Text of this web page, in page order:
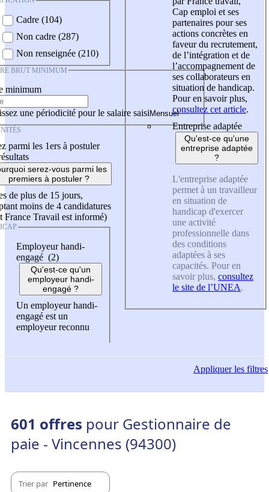
Cadre (104)
Non cadre (287)
Non renseignée (210)
BRUT MINIMUM
minimum
une périodicité pour le salaire saisi
parmi les 1ers à postuler
serez-vous parmi les
premiers à postuler ?
de plus de 15 jours,
moins de 4 candidatures
France Travail est informé)
Employeur handi-
engagé (2)
Qu'est-ce qu'un
employeur handi-
engagé ?
Un employeur handi-
engagé est un
employeur reconnu
Cap emploi et ses
partenaires pour ses
actions concrètes en
faveur du recrutement,
de l’intégration et de
l’accompagnement de
ses collaborateurs en
situation de handicap.
Pour en savoir plus,
consultez cet article.
Entreprise adaptée
Qu'est-ce qu'une
entreprise adaptée
?
L'entreprise adaptée
permet à un travailleur
en situation de
handicap d'exercer
une activité
professionnelle dans
des conditions
adaptées à ses
capacités. Pour en
savoir plus, consultez
le site de l’UNEA.
Appliquerles filtres
601 offres pour Gestionnaire de
paie - Vincennes (94300)
Trier par Pertinence